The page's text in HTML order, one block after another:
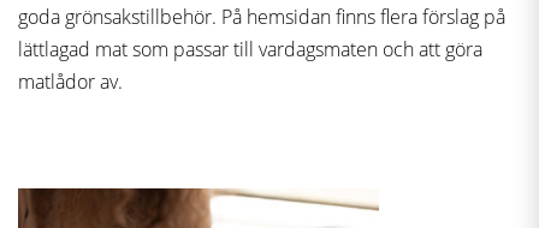
goda grönsakstillbehör. På hemsidan finns flera förslag på
lättlagad mat som passar till vardagsmaten och att göra
matlådor av.